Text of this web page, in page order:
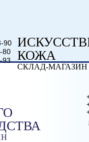
90
80
93
КОЖА
СКЛАД-МАГАЗИН